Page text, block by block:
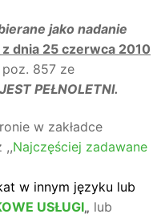
jako nadanie
dnia 25 czerwca 2010
poz. 857 ze
PEŁNOLETNI.
w zakładce
,,Najczęściej zadawane
w innym języku lub
USŁUGI„ lub